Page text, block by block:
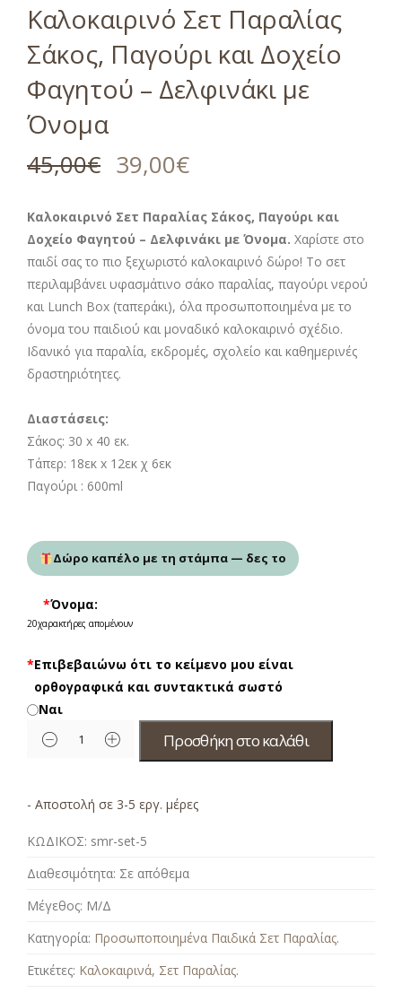
Καλοκαιρινό Σετ Παραλίας
Σάκος, Παγούρι και Δοχείο
Φαγητού – Δελφινάκι με
Όνομα
45,00€ 39,00€
Καλοκαιρινό Σετ Παραλίας Σάκος, Παγούρι και
Δοχείο Φαγητού – Δελφινάκι με Όνομα. Χαρίστε στο
παιδί σας το πιο ξεχωριστό καλοκαιρινό δώρο! Το σετ
περιλαμβάνει υφασμάτινο σάκο παραλίας, παγούρι νερού
και Lunch Box (ταπεράκι), όλα προσωποποιημένα με το
όνομα του παιδιού και μοναδικό καλοκαιρινό σχέδιο.
Ιδανικό για παραλία, εκδρομές, σχολείο και καθημερινές
δραστηριότητες.
Διαστάσεις:
Σάκος: 30 x 40 εκ.
Τάπερ: 18εκ x 12εκ χ 6εκ
Παγούρι : 600ml
Δώρο καπέλο με τη στάμπα — δες το
*Όνομα:
20χαρακτήρες απομένουν
*Επιβεβαιώνω ότι το κείμενο μου είναι
ορθογραφικά και συντακτικά σωστό
Ναι
Προσθήκη στο καλάθι
- Αποστολή σε 3-5 εργ. μέρες
ΚΩΔΙΚΟΣ: smr-set-5
Διαθεσιμότητα: Σε απόθεμα
Μέγεθος: Μ/Δ
Κατηγορία: Προσωποποιημένα Παιδικά Σετ Παραλίας.
Ετικέτες: Καλοκαιρινά, Σετ Παραλίας.